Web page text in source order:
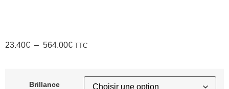
23.40€ – 564.00€ TTC
Brillance